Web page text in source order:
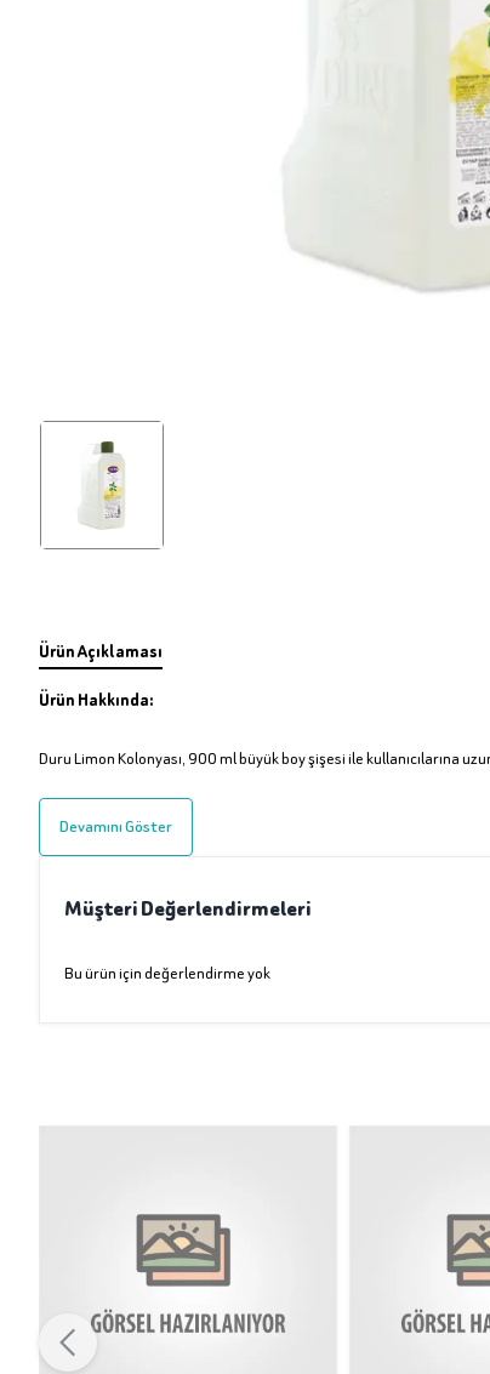
Ürün Açıklaması
Ürün Hakkında:
Duru Limon Kolonyası, 900 ml büyük boy şişesi ile kullanıcılarına
Devamını Göster
Müşteri Değerlendirmeleri
Bu ürün için değerlendirme yok